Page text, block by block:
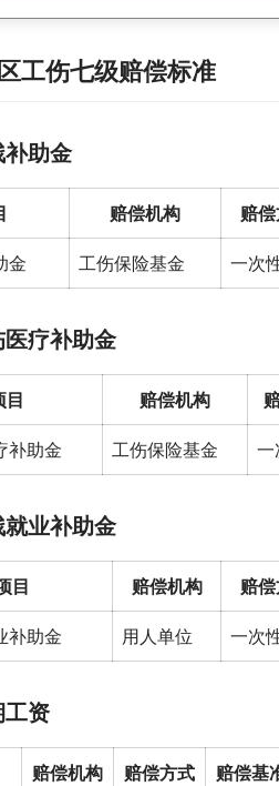
工伤七级赔偿标准
补助金
赔偿机构 赔
金 工伤保险基金 一次
疗补助金
目 赔偿机构
补助金 工伤保险基金 一
业补助金
目 赔偿机构 赔
补助金 用人单位 一次
工资
赔偿机构 赔偿方式 赔偿基